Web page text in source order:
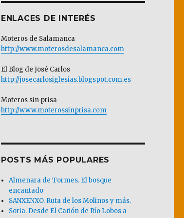
ENLACES DE INTERÉS
Moteros de Salamanca
http://www.moterosdesalamanca.com
El Blog de José Carlos
http://josecarlosiglesias.blogspot.com.es
Moteros sin prisa
http://www.moterossinprisa.com
POSTS MÁS POPULARES
Almenara de Tormes. El bosque
encantado
SANXENXO. Ruta de los Molinos y más.
Soria. Desde El Cañón de Río Lobos a